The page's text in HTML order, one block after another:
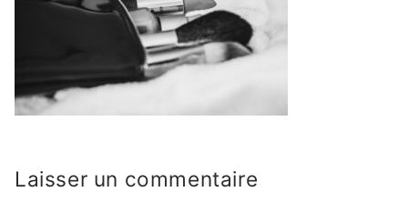
Laisser un commentaire